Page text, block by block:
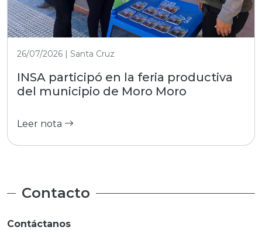
26/07/2026 | Santa Cruz
INSA participó en la feria productiva
del municipio de Moro Moro
Leer nota
Contacto
Contáctanos